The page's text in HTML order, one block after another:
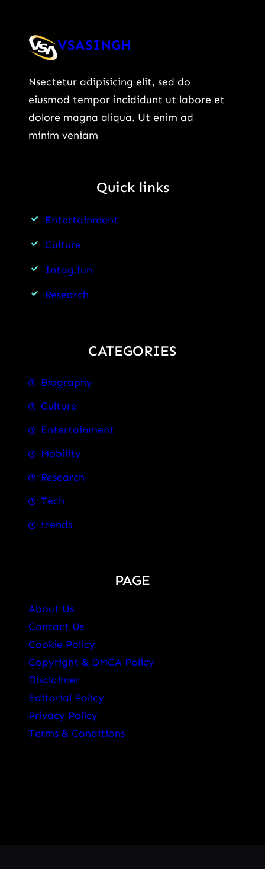
Rs
7.40
Lakh:
जानिए
पूरी
कीमत
इस
SUV
चर्चा?
VSASINGH
Nsectetur adipisicing elit, sed do
eiusmod tempor incididunt ut labore et
dolore magna aliqua. Ut enim ad
minim veniam
Quick links
Entertainment
Culture
Intag.fun
Research
CATEGORIES
Biography
Culture
Entertainment
Mobility
Research
Tech
trends
PAGE
About Us
Contact Us
Cookie Policy
Copyright & DMCA Policy
Disclaimer
Editorial Policy
Privacy Policy
Terms & Conditions